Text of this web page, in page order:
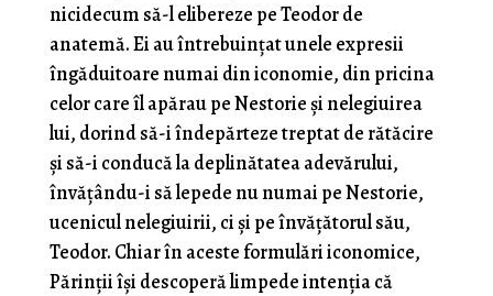
nicidecum să-l elibereze pe Teodor de
anatemă. Ei au întrebuințat unele expresii
îngăduitoare numai din iconomie, din pricina
celor care îl apărau pe Nestorie și nelegiuirea
lui, dorind să-i îndepărteze treptat de rătăcire
și să-i conducă la deplinătatea adevărului,
învățându-i să lepede nu numai pe Nestorie,
ucenicul nelegiuirii, ci și pe învățătorul său,
Teodor. Chiar în aceste formulări iconomice,
Părinții își descoperă limpede intenția că